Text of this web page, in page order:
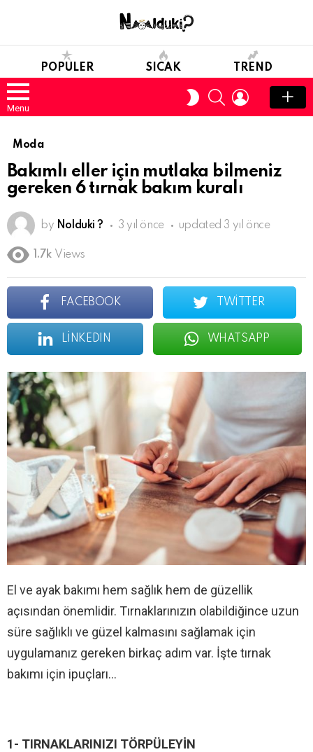
POPULER SICAK TREND
Menu
SWITCH
SKIN
SEARCHLOGIN
Moda
Bakımlı eller için mutlaka bilmeniz
gereken 6 tırnak bakım kuralı
by Nolduki ? 3 yıl önce updated 3 yıl önce
1.7k Views
FACEBOOK TWITTER
LINKEDIN WHATSAPP
El ve ayak bakımı hem sağlık hem de güzellik
açısından önemlidir. Tırnaklarınızın olabildiğince uzun
süre sağlıklı ve güzel kalmasını sağlamak için
uygulamanız gereken birkaç adım var. İşte tırnak
bakımı için ipuçları…
1- TIRNAKLARINIZI TÖRPÜLEYİN